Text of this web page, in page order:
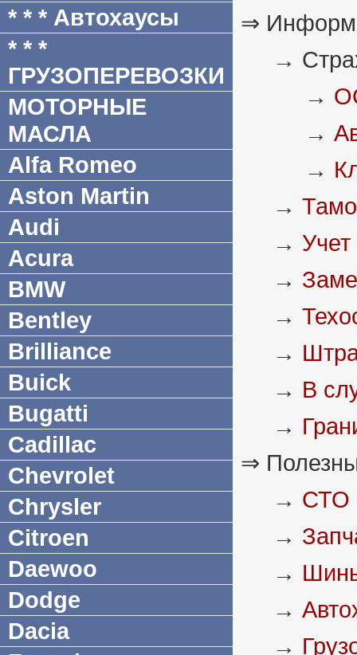
* * * Автохаусы
* * *
ГРУЗОПЕРЕВОЗКИ
МОТОРНЫЕ
МАСЛА
Alfa Romeo
Aston Martin
Audi
Acura
BMW
Bentley
Brilliance
Buick
Bugatti
Cadillac
Chevrolet
Chrysler
Citroen
Daewoo
Dodge
Dacia
⇒
→
→
→
→
→
→
→
→
→
→ В
→
⇒
→ СТО
→
→
→
→